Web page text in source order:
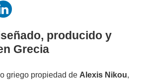
producido y
Grecia
griego propiedad de Alexis Nikou,